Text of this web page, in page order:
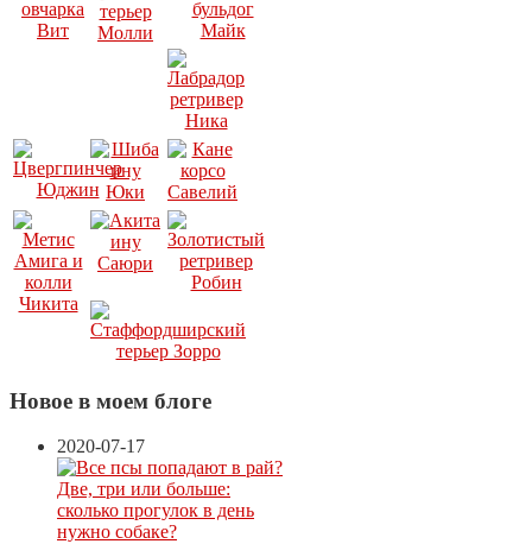
Новое в моем блоге
2020-07-17
Две, три или больше:
сколько прогулок в день
нужно собаке?